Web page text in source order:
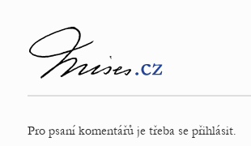
Pro psaní komentářů je třeba se přihlásit.